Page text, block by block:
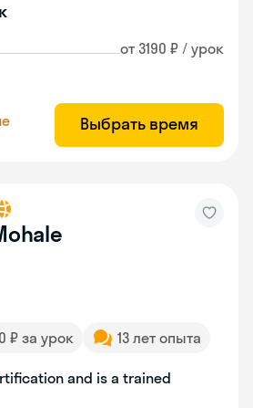
от 3190 ₽ / урок
Выбрать время
₽ за урок 13 лет опыта
and is a trained